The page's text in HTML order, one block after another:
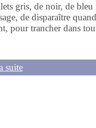
gris, de noir, de
de disparaître
pour trancher dans
suite